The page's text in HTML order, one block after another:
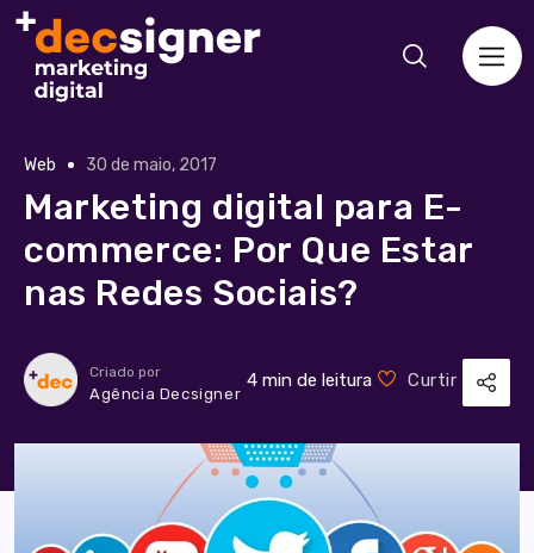
Web 30 de maio, 2017
Marketing digital para E-
commerce: Por Que Estar
nas Redes Sociais?
Criado por
Agência Decsigner
4 min de leitura Curtir